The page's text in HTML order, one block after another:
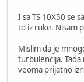
I sa TS 10X50 se
to iz ruke. Nisam
Mislim da je
turbulencija.
veoma prijatno